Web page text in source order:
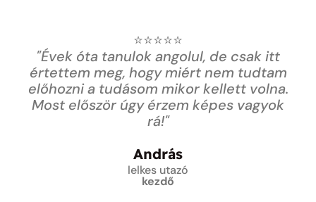
⭐⭐⭐⭐⭐
"Évek óta tanulok angolul, de csak itt
értettem meg, hogy miért nem tudtam
előhozni a tudásom mikor kellett volna.
Most először úgy érzem képes vagyok
rá!"
András
lelkes utazó
kezdő